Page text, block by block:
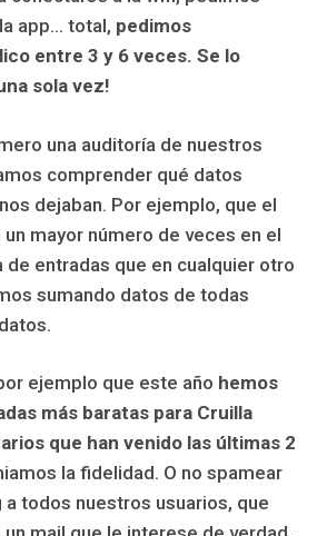
app… total, pedimos
entre 3 y 6 veces. Se lo
sola vez!
una auditoría de nuestros
comprender qué datos
dejaban. Por ejemplo, que el
mayor número de veces en el
entradas que en cualquier otro
sumando datos de todas
ejemplo que este año hemos
más baratas para Cruilla
que han venido las últimas 2
la fidelidad. O no spamear
todos nuestros usuarios, que